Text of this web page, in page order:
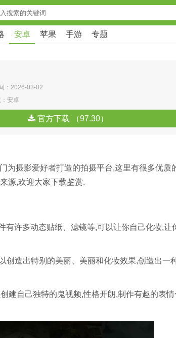
安卓 苹果 手游 专题
：2026-03-02
安卓
官方下载 （97.30）
为摄影爱好者打造的拍摄平台,这里有很多优质
源,欢迎大家下载鉴赏.
有许多动态贴纸、滤镜等,可以让你自己化妆,让
创造出特别的美丽、美丽和化妆效果,创造出一
建自己独特的鬼视频,性格开朗,制作有趣的表